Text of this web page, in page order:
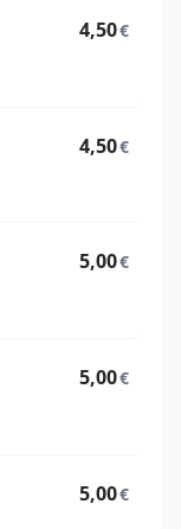
4,50€
4,50€
5,00€
5,00€
5,00€